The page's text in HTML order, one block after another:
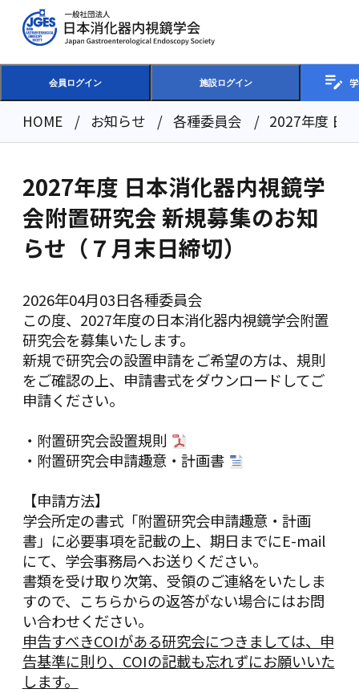
会員ログイン 施設ログイン
HOME お知らせ 各種委員会 2027年度 日
2026年04月03日各種委員会
2027年度 日本消化器内視鏡学
会附置研究会 新規募集のお知
らせ（７月末日締切）
この度、2027年度の日本消化器内視鏡学会附置
研究会を募集いたします。
新規で研究会の設置申請をご希望の方は、規則
をご確認の上、申請書式をダウンロードしてご
申請ください。
・ 附置研究会設置規則
・ 附置研究会申請趣意・計画書
【申請方法】
学会所定の書式「附置研究会申請趣意・計画
書」に必要事項を記載の上、期日までにE-mail
にて、学会事務局へお送りください。
書類を受け取り次第、受領のご連絡をいたしま
すので、こちらからの返答がない場合にはお問
い合わせください。
申告すべきCOIがある研究会につきましては、申
告基準に則り、COIの記載も忘れずにお願いいた
します。